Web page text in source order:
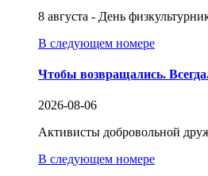
8 августа - День
В следующем номере
Чтобы возвращались.
2026-08-06
Активисты добровольной
В следующем номере